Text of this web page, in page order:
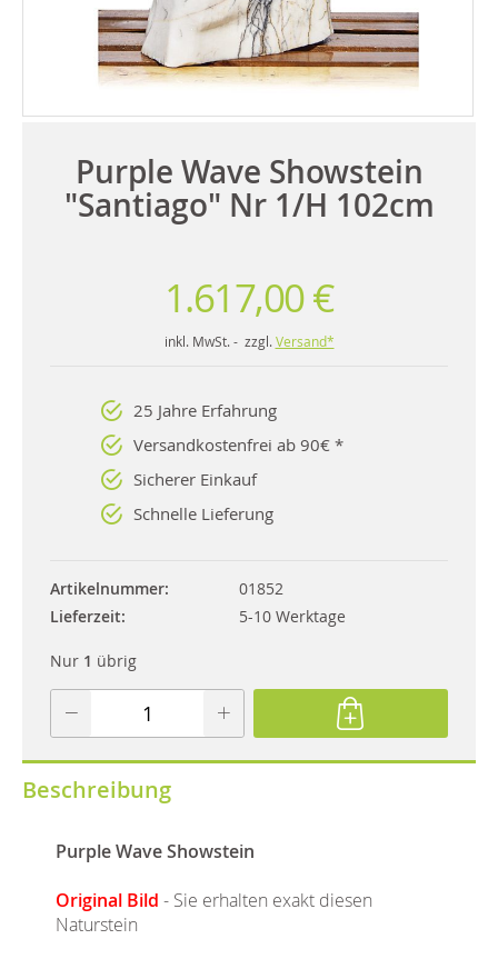
Purple Wave Showstein
"Santiago" Nr 1/H 102cm
1.617,00 €
inkl. MwSt. - zzgl. Versand*
25 Jahre Erfahrung
Versandkostenfrei ab 90€ *
Sicherer Einkauf
Schnelle Lieferung
Artikelnummer
01852
Lieferzeit
5-10 Werktage
Nur 1 übrig
Beschreibung
Purple Wave Showstein
Original Bild - Sie erhalten exakt diesen
Naturstein